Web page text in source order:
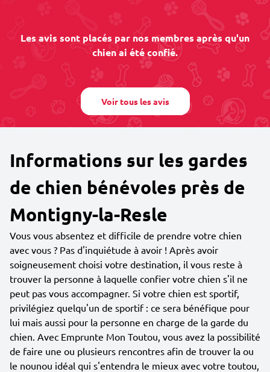
Les avis sont placés par nos membres après qu'un
chien ai été confié.
Voir tous les avis
Informations sur les gardes
de chien bénévoles près de
Montigny-la-Resle
Vous vous absentez et difficile de prendre votre chien
avec vous ? Pas d'inquiétude à avoir ! Après avoir
soigneusement choisi votre destination, il vous reste à
trouver la personne à laquelle confier votre chien s'il ne
peut pas vous accompagner. Si votre chien est sportif,
privilégiez quelqu'un de sportif : ce sera bénéfique pour
lui mais aussi pour la personne en charge de la garde du
chien. Avec Emprunte Mon Toutou, vous avez la possibilité
de faire une ou plusieurs rencontres afin de trouver la ou
le nounou idéal qui s'entendra le mieux avec votre toutou,